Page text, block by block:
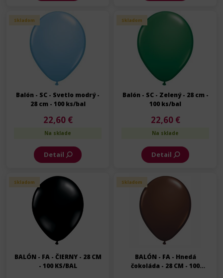
Skladom
Balón - SC - Svetlo modrý -
28 cm - 100 ks/bal
22,60 €
Na sklade
Detail
Skladom
Balón - SC - Zelený - 28 cm -
100 ks/bal
22,60 €
Na sklade
Detail
Skladom
BALÓN - FA - ČIERNY - 28 CM
- 100 KS/BAL
Skladom
BALÓN - FA - Hnedá
čokoláda - 28 CM - 100